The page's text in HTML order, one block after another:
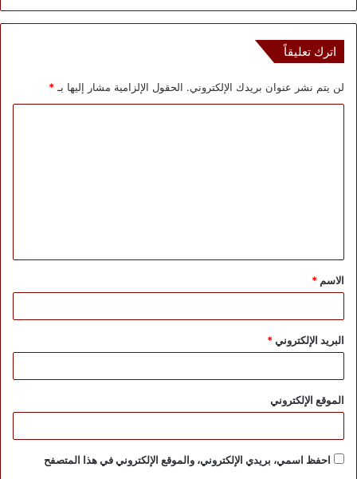
اترك تعليقاً
لن يتم نشر عنوان بريدك الإلكتروني. الحقول الإلزامية مشار إليها بـ *
ق
*
الاسم *
البريد الإلكتروني*
الموقع الإلكتروني
احفظ اسمي، بريدي الإلكتروني، والموقع الإلكتروني في هذا المتصفح